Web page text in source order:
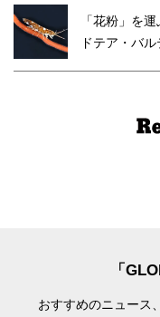
「花粉」を
ドテア・バル
「
おすすめのニュース